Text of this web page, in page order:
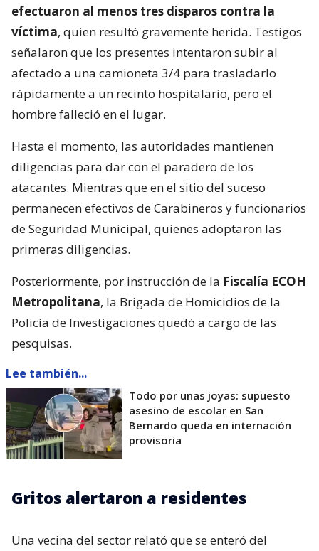
efectuaron al menos tres disparos contra la
víctima, quien resultó gravemente herida. Testigos
señalaron que los presentes intentaron subir al
afectado a una camioneta 3/4 para trasladarlo
rápidamente a un recinto hospitalario, pero el
hombre falleció en el lugar.
Hasta el momento, las autoridades mantienen
diligencias para dar con el paradero de los
atacantes. Mientras que en el sitio del suceso
permanecen efectivos de Carabineros y funcionarios
de Seguridad Municipal, quienes adoptaron las
primeras diligencias.
Posteriormente, por instrucción de la Fiscalía ECOH
Metropolitana, la Brigada de Homicidios de la
Policía de Investigaciones quedó a cargo de las
pesquisas.
Lee también...
Todo por unas joyas: supuesto
asesino de escolar en San
Bernardo queda en internación
provisoria
Gritos alertaron a residentes
Una vecina del sector relató que se enteró del